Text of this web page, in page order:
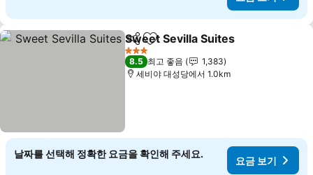
공유 즐겨찾기에 추가
Sweet Sevilla Suites
3 성급
8.5 최고 좋음
1,383
세비야 대성당에서 1.0km
날짜를 선택해 정확한 요금을 확인해 주세요.
요금 보기